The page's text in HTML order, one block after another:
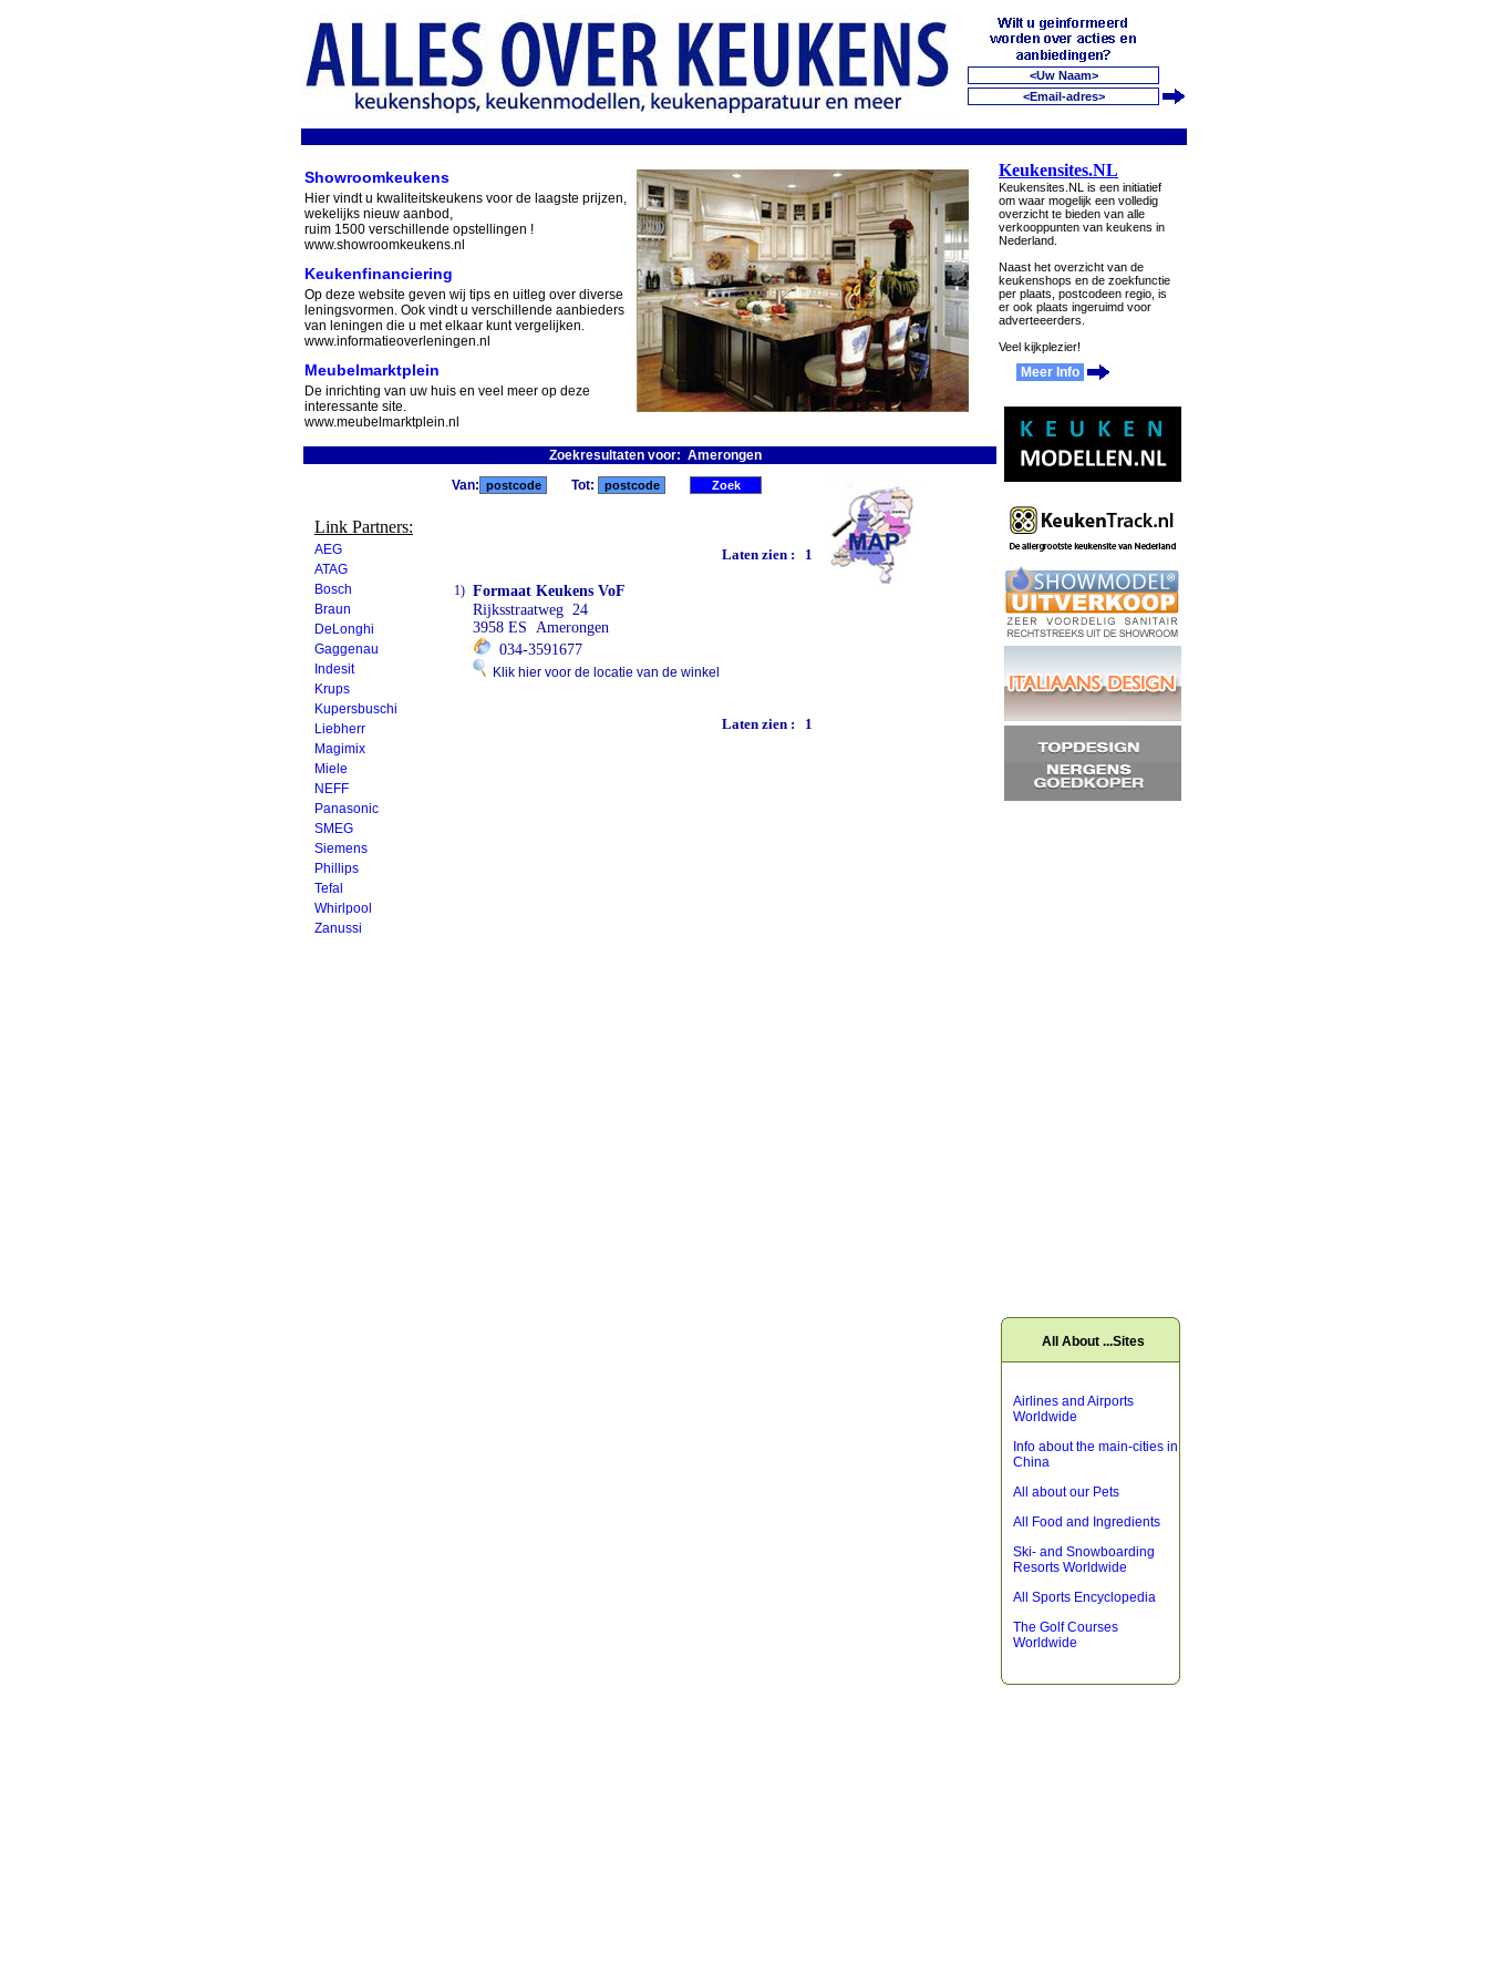
Showroomkeukens
Hier vindt u kwaliteitskeukens voor de laagste prijzen,
wekelijks nieuw aanbod,
ruim 1500 verschillende opstellingen !
www.showroomkeukens.nl
Keukenfinanciering
Op deze website geven wij tips en uitleg over diverse
leningsvormen. Ook vindt u verschillende aanbieders
van leningen die u met elkaar kunt vergelijken.
www.informatieoverleningen.nl
Meubelmarktplein
De inrichting van uw huis en veel meer op deze
interessante site.
www.meubelmarktplein.nl
Zoekresultaten voor: Amerongen
Link Partners:
AEG
ATAG
Bosch
Braun
DeLonghi
Gaggenau
Indesit
Krups
Kupersbuschi
Liebherr
Magimix
Miele
NEFF
Panasonic
SMEG
Siemens
Phillips
Tefal
Whirlpool
Zanussi
Van: Tot:
Laten zien : 1
1) Formaat Keukens VoF
Rijksstraatweg 24
3958 ES Amerongen
034-3591677
Klik hier voor de locatie van de winkel
Laten zien : 1
Keukensites.NL
Keukensites.NL is een initiatief
om waar mogelijk een volledig
overzicht te bieden van alle
verkooppunten van keukens in
Nederland.
Naast het overzicht van de
keukenshops en de zoekfunctie
per plaats, postcodeen regio, is
er ook plaats ingeruimd voor
adverteeerders.
Veel kijkplezier!
Meer Info
All About ...Sites
Airlines and Airports
Worldwide
Info about the main-cities in
China
All about our Pets
All Food and Ingredients
Ski- and Snowboarding
Resorts Worldwide
All Sports Encyclopedia
The Golf Courses
Worldwide